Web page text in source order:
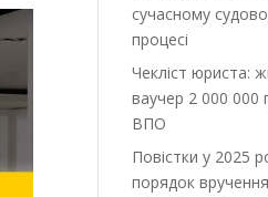
сучасному
процесі
Чекліст юриста:
ваучер 2 000 000
ВПО
Повістки у 2025
порядок